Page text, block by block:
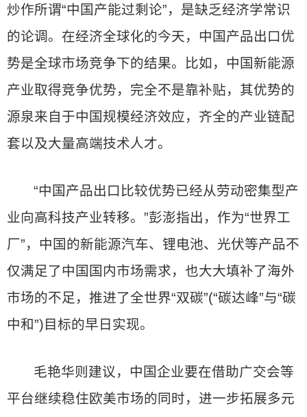
炒作所谓“中国产能过剩论”，是缺乏经济学常识
的论调。在经济全球化的今天，中国产品出口优
势是全球市场竞争下的结果。比如，中国新能源
产业取得竞争优势，完全不是靠补贴，其优势的
源泉来自于中国规模经济效应，齐全的产业链配
套以及大量高端技术人才。
“中国产品出口比较优势已经从劳动密集型产
业向高科技产业转移。”彭澎指出，作为“世界工
厂”，中国的新能源汽车、锂电池、光伏等产品不
仅满足了中国国内市场需求，也大大填补了海外
市场的不足，推进了全世界“双碳”(“碳达峰”与“碳
中和”)目标的早日实现。
毛艳华则建议，中国企业要在借助广交会等
平台继续稳住欧美市场的同时，进一步拓展多元